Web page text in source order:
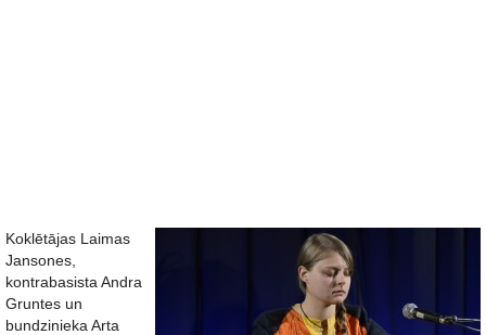
Koklētājas Laimas
Jansones,
kontrabasista Andra
Gruntes un
bundzinieka Arta